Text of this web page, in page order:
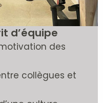
d’équipe
des
collègues et